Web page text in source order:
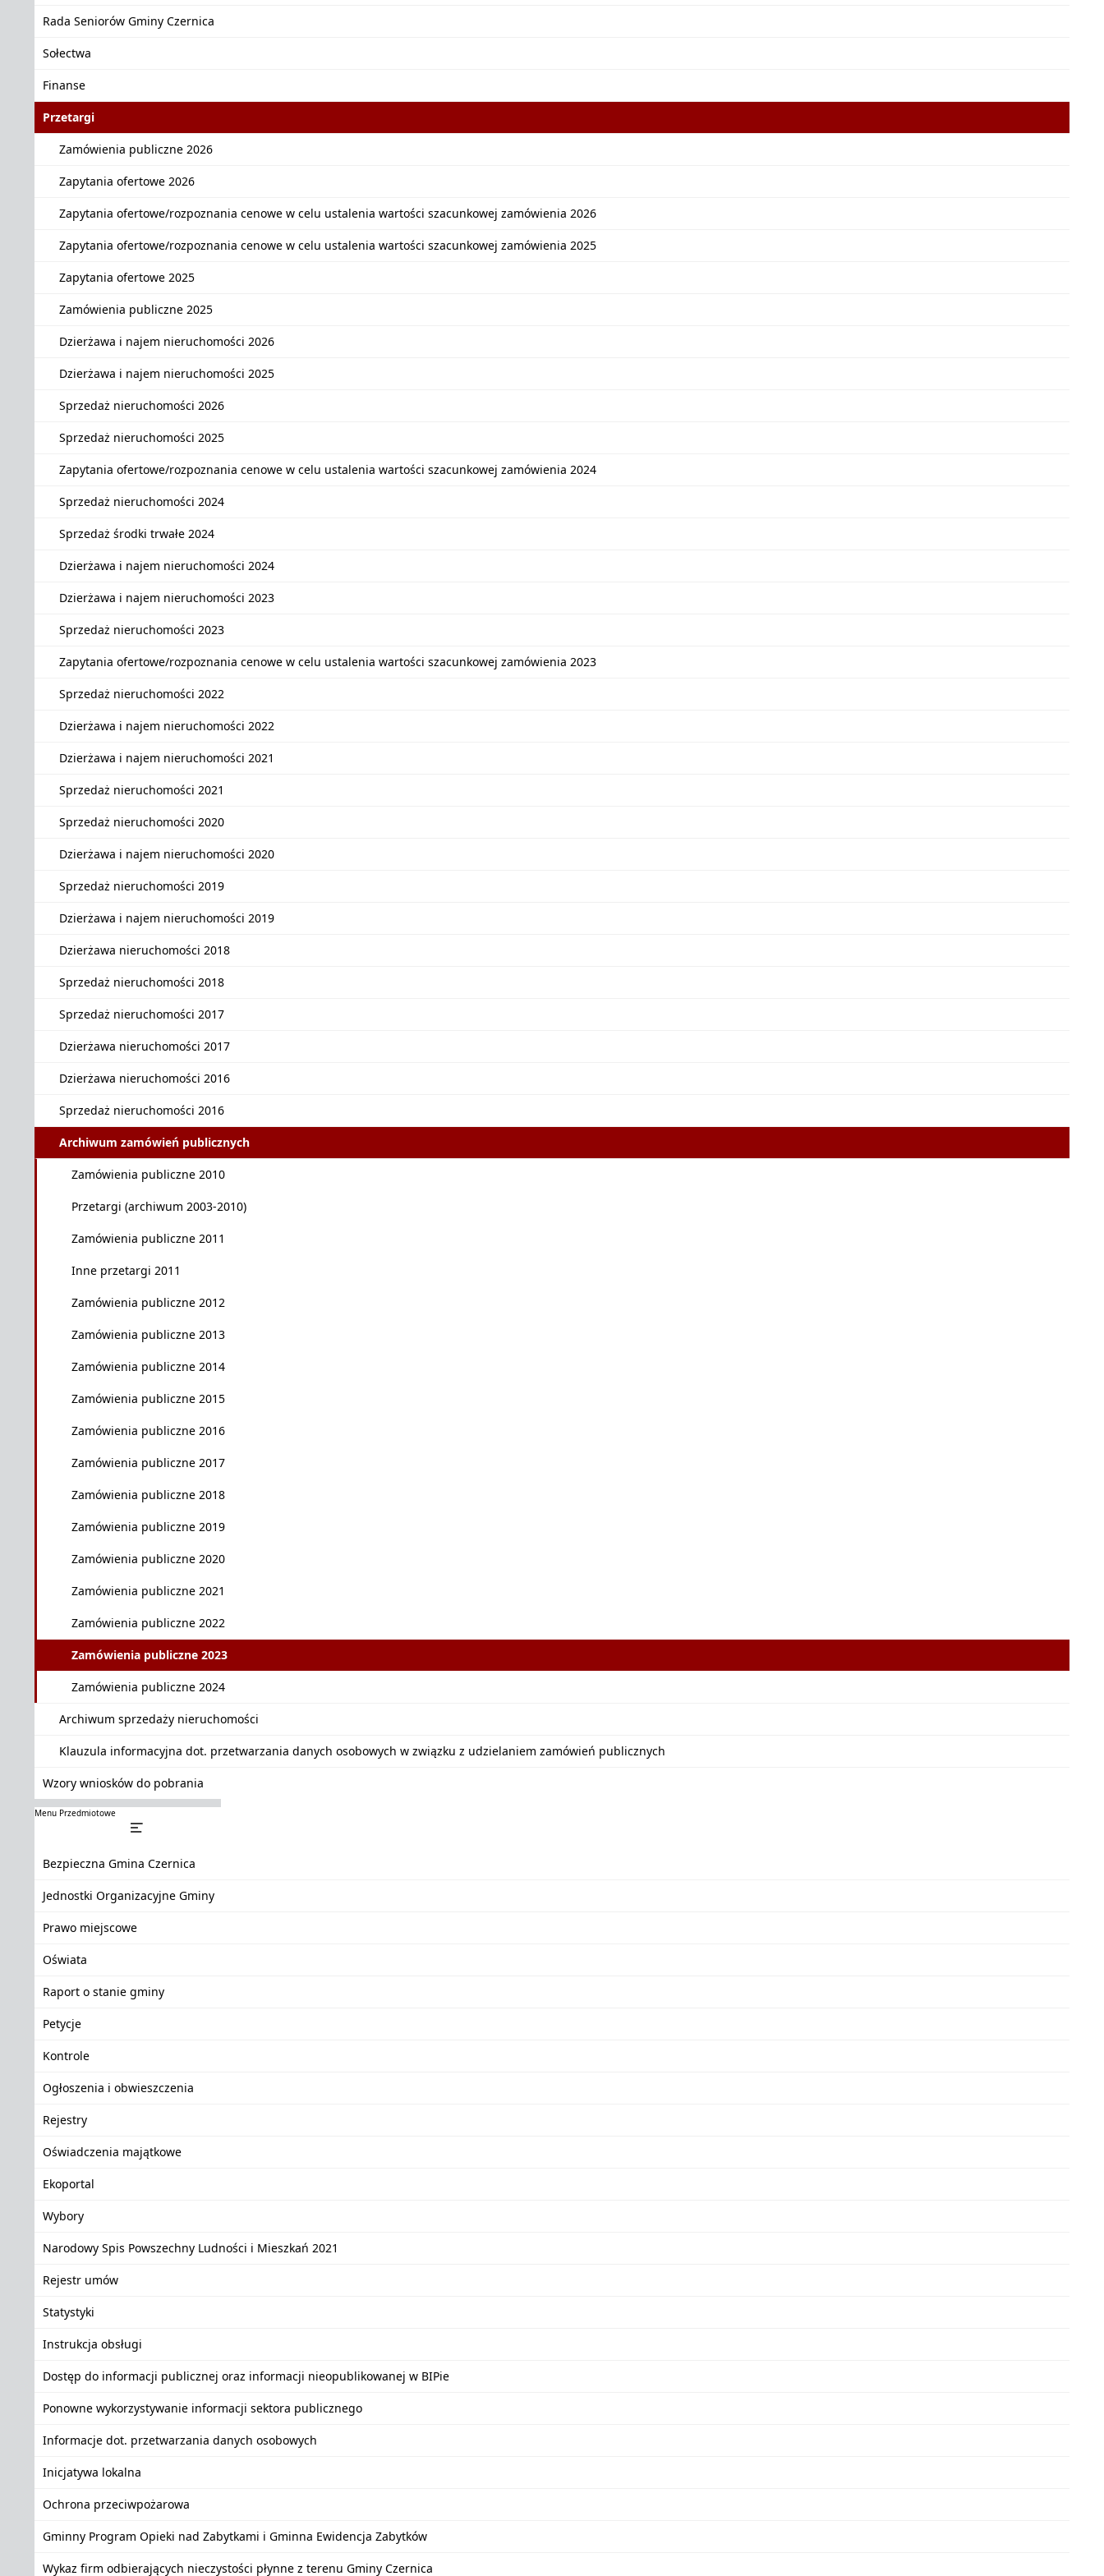
Rada Seniorów Gminy Czernica
Sołectwa
Finanse
Przetargi
Zamówienia publiczne 2026
Zapytania ofertowe 2026
Zapytania ofertowe/rozpoznania cenowe w celu ustalenia wartości szacunkowej zamówienia 2026
Zapytania ofertowe/rozpoznania cenowe w celu ustalenia wartości szacunkowej zamówienia 2025
Zapytania ofertowe 2025
Zamówienia publiczne 2025
Dzierżawa i najem nieruchomości 2026
Dzierżawa i najem nieruchomości 2025
Sprzedaż nieruchomości 2026
Sprzedaż nieruchomości 2025
Zapytania ofertowe/rozpoznania cenowe w celu ustalenia wartości szacunkowej zamówienia 2024
Sprzedaż nieruchomości 2024
Sprzedaż środki trwałe 2024
Dzierżawa i najem nieruchomości 2024
Dzierżawa i najem nieruchomości 2023
Sprzedaż nieruchomości 2023
Zapytania ofertowe/rozpoznania cenowe w celu ustalenia wartości szacunkowej zamówienia 2023
Sprzedaż nieruchomości 2022
Dzierżawa i najem nieruchomości 2022
Dzierżawa i najem nieruchomości 2021
Sprzedaż nieruchomości 2021
Sprzedaż nieruchomości 2020
Dzierżawa i najem nieruchomości 2020
Sprzedaż nieruchomości 2019
Dzierżawa i najem nieruchomości 2019
Dzierżawa nieruchomości 2018
Sprzedaż nieruchomości 2018
Sprzedaż nieruchomości 2017
Dzierżawa nieruchomości 2017
Dzierżawa nieruchomości 2016
Sprzedaż nieruchomości 2016
Archiwum zamówień publicznych
Zamówienia publiczne 2010
Przetargi (archiwum 2003-2010)
Zamówienia publiczne 2011
Inne przetargi 2011
Zamówienia publiczne 2012
Zamówienia publiczne 2013
Zamówienia publiczne 2014
Zamówienia publiczne 2015
Zamówienia publiczne 2016
Zamówienia publiczne 2017
Zamówienia publiczne 2018
Zamówienia publiczne 2019
Zamówienia publiczne 2020
Zamówienia publiczne 2021
Zamówienia publiczne 2022
Zamówienia publiczne 2023
Zamówienia publiczne 2024
Archiwum sprzedaży nieruchomości
Klauzula informacyjna dot. przetwarzania danych osobowych w związku z udzielaniem zamówień publicznych
Wzory wniosków do pobrania
Menu Przedmiotowe
Bezpieczna Gmina Czernica
Jednostki Organizacyjne Gminy
Prawo miejscowe
Oświata
Raport o stanie gminy
Petycje
Kontrole
Ogłoszenia i obwieszczenia
Rejestry
Oświadczenia majątkowe
Ekoportal
Wybory
Narodowy Spis Powszechny Ludności i Mieszkań 2021
Rejestr umów
Statystyki
Instrukcja obsługi
Dostęp do informacji publicznej oraz informacji nieopublikowanej w BIPie
Ponowne wykorzystywanie informacji sektora publicznego
Informacje dot. przetwarzania danych osobowych
Inicjatywa lokalna
Ochrona przeciwpożarowa
Gminny Program Opieki nad Zabytkami i Gminna Ewidencja Zabytków
Wykaz firm odbierających nieczystości płynne z terenu Gminy Czernica